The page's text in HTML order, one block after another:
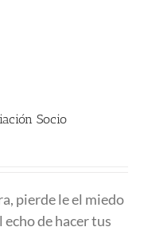
Socio
pierde le el miedo
de hacer tus